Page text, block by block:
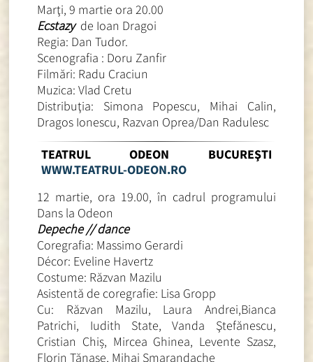
Marţi, 9 martie ora 20.00
Ecstazy de Ioan Dragoi
Regia: Dan Tudor.
Scenografia : Doru Zanfir
Filmări: Radu Craciun
Muzica: Vlad Cretu
Distribuţia: Simona Popescu, Mihai Calin,
Dragos Ionescu, Razvan Oprea/Dan Radulesc
TEATRUL ODEON BUCUREŞTI
WWW.TEATRUL-ODEON.RO
12 martie, ora 19.00, în cadrul programului
Dans la Odeon
Depeche // dance
Coregrafia: Massimo Gerardi
Décor: Eveline Havertz
Costume: Răzvan Mazilu
Asistentă de coregrafie: Lisa Gropp
Cu: Răzvan Mazilu, Laura Andrei,Bianca
Patrichi, Iudith State, Vanda Ştefănescu,
Cristian Chiș, Mircea Ghinea, Levente Szasz,
Florin Tănase, Mihai Smarandache